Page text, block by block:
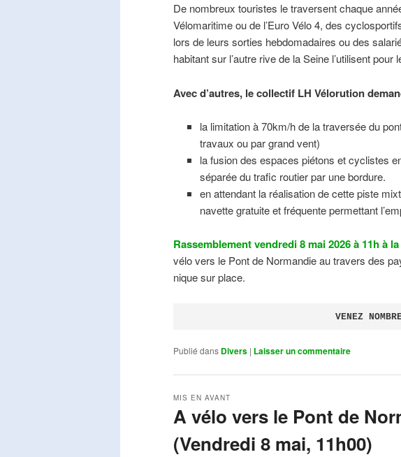
De nombreux touristes le traversent chaque
Vélomaritime ou de l’Euro Vélo 4, des
lors de leurs sorties hebdomadaires ou des
habitant sur l’autre rive de la Seine l’utilisent
Avec d’autres, le collectif LH Vélorution
la limitation à 70km/h de la traversée du
travaux ou par grand vent)
la fusion des espaces piétons et cyclistes
séparée du trafic routier par une bordure.
en attendant la réalisation de cette piste
navette gratuite et fréquente permettant
Rassemblement vendredi 8 mai 2026 à 11h à
vélo vers le Pont de Normandie au travers des
nique sur place.
VENEZ
Publié dans Divers | Laisser un commentaire
A vélo vers le Pont de
(Vendredi 8 mai, 11h00)
MIS EN AVANT